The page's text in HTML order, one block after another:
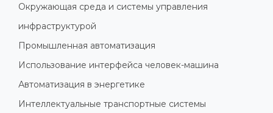
Окружающая среда и системы управления
инфраструктурой
Промышленная автоматизация
Использование интерфейса человек-машина
Автоматизация в энергетике
Интеллектуальные транспортные системы